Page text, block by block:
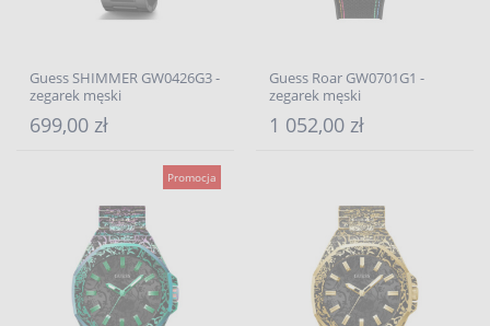
Guess SHIMMER GW0426G3 -
zegarek męski
699,00 zł
Guess Roar GW0701G1 -
zegarek męski
1 052,00 zł
Promocja